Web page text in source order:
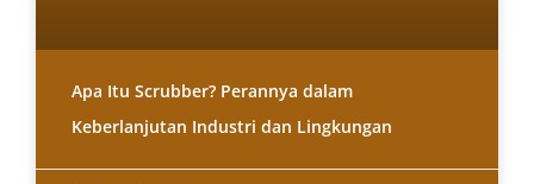
Apa Itu Scrubber? Perannya dalam
Keberlanjutan Industri dan Lingkungan